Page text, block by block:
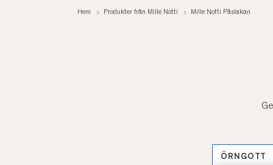
Hem Produkter från Mille Notti Mille Notti Påslakan
ÖRNGOTT